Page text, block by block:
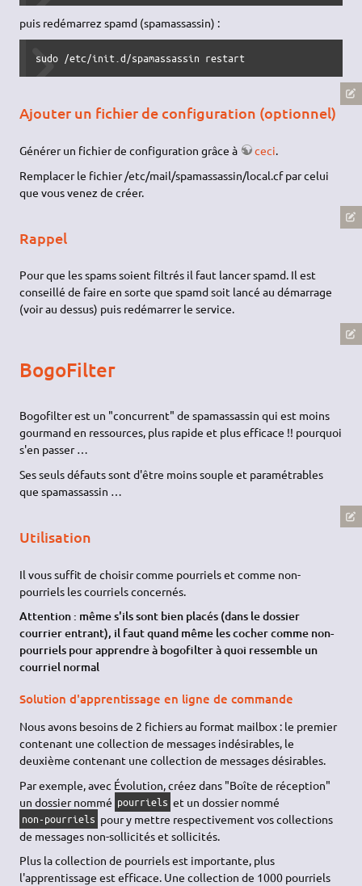
puis redémarrez spamd (spamassassin) :
sudo /etc/init.d/spamassassin restart
Ajouter un fichier de configuration (optionnel)
Générer un fichier de configuration grâce à ceci.
Remplacer le fichier /etc/mail/spamassassin/local.cf par celui
que vous venez de créer.
Rappel
Pour que les spams soient filtrés il faut lancer spamd. Il est
conseillé de faire en sorte que spamd soit lancé au démarrage
(voir au dessus) puis redémarrer le service.
BogoFilter
Bogofilter est un "concurrent" de spamassassin qui est moins
gourmand en ressources, plus rapide et plus efficace !! pourquoi
s'en passer …
Ses seuls défauts sont d'être moins souple et paramétrables
que spamassassin …
Utilisation
Il vous suffit de choisir comme pourriels et comme non-
pourriels les courriels concernés.
Attention : même s'ils sont bien placés (dans le dossier
courrier entrant), il faut quand même les cocher comme non-
pourriels pour apprendre à bogofilter à quoi ressemble un
courriel normal
Solution d'apprentissage en ligne de commande
Nous avons besoins de 2 fichiers au format mailbox : le premier
contenant une collection de messages indésirables, le
deuxième contenant une collection de messages désirables.
Par exemple, avec Évolution, créez dans "Boîte de réception"
un dossier nommé pourriels et un dossier nommé
non-pourriels pour y mettre respectivement vos collections
de messages non-sollicités et sollicités.
Plus la collection de pourriels est importante, plus
l'apprentissage est efficace. Une collection de 1000 pourriels